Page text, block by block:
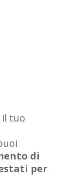
il tuo
di
per